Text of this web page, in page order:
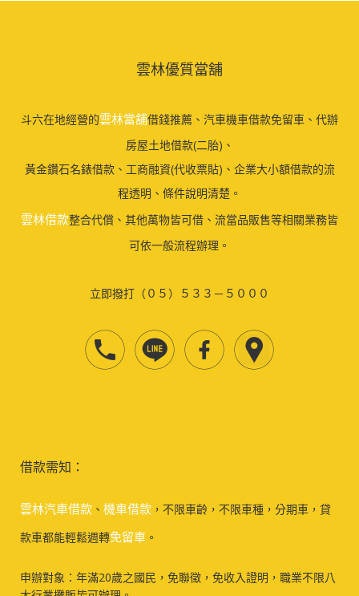
雲林優質當舖
斗六在地經營的雲林當舖借錢推薦、汽車機車借款免留車、代辦
房屋土地借款(二胎)、
黃金鑽石名錶借款、工商融資(代收票貼)、企業大小額借款的流
程透明、條件說明清楚。
雲林借款整合代償、其他萬物皆可借、流當品販售等相關業務皆
可依一般流程辦理。
立即撥打（０５）５３３－５０００
借款需知：
雲林汽車借款 、 機車借款 ，不限車齡，不限車種，分期車，貸
款車都能輕鬆週轉免留車 。
申辦對象：年滿20歲之國民，免聯徵，免收入證明，職業不限八